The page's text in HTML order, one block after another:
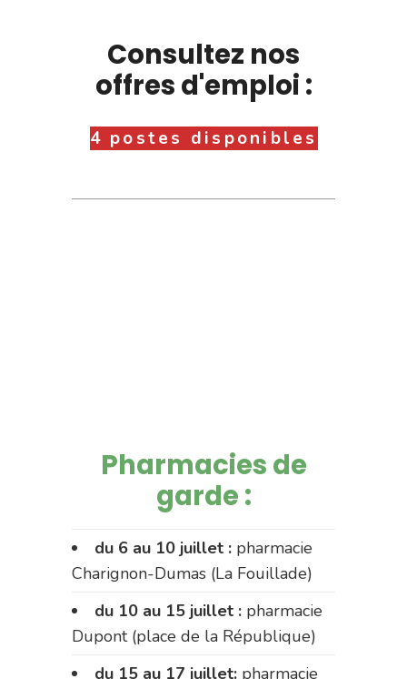
Consultez nos
offres d'emploi :
4 postes disponibles
Pharmacies de
garde :
du 6 au 10 juillet : pharmacie
Charignon-Dumas (La Fouillade)
du 10 au 15 juillet : pharmacie
Dupont (place de la République)
du 15 au 17 juillet: pharmacie